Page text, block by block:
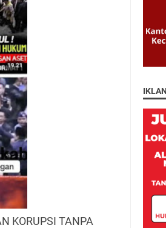
KORUPSI TANPA